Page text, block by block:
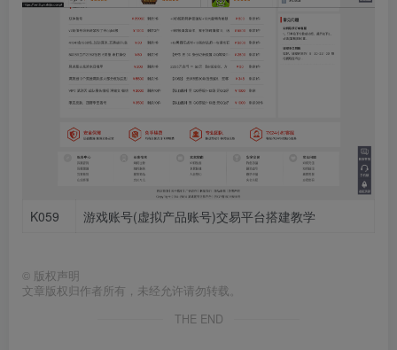
K059 游戏账号(虚拟产品账号)交易平台搭建教学
© 版权声明
文章版权归作者所有，未经允许请勿转载。
THE END